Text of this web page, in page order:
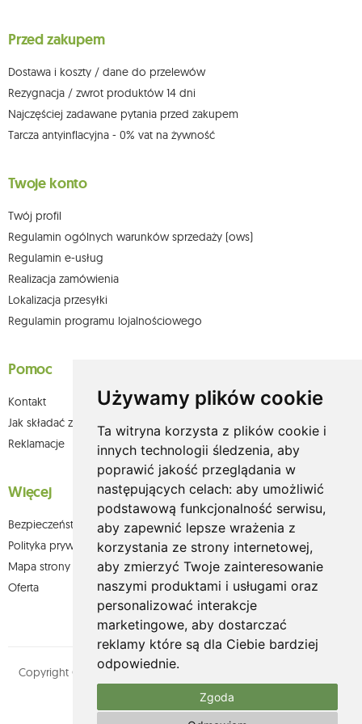
Używamy plików cookie
Ta witryna korzysta z plików cookie i
innych technologii śledzenia, aby
poprawić jakość przeglądania w
następujących celach: aby umożliwić
podstawową funkcjonalność serwisu,
aby zapewnić lepsze wrażenia z
korzystania ze strony internetowej,
aby zmierzyć Twoje zainteresowanie
naszymi produktami i usługami oraz
personalizować interakcje
marketingowe, aby dostarczać
reklamy które są dla Ciebie bardziej
odpowiednie.
Zgoda
którego dokonano na podstawie zgody przed jej cofnięciem. W tym celu
możesz kontaktować się z działem obsługi klienta Mouton Interactive pod
Więcej informacji: www.mouton.pl/ODO
Przed zakupem
Dostawa i koszty / dane do przelewów
Rezygnacja / zwrot produktów 14 dni
Najczęściej zadawane pytania przed zakupem
Tarcza antyinflacyjna - 0% vat na żywność
Twoje konto
Twój profil
Regulamin ogólnych warunków sprzedaży (ows)
Regulamin e-usług
Realizacja zamówienia
Lokalizacja przesyłki
Regulamin programu lojalnościowego
Pomoc
Kontakt
Jak składać zamówienia w sklepie olium.pl?
Reklamacje
Więcej
Bezpieczeństwo płatności
Polityka prywatności
Mapa strony
Oferta
Copyright © olium.pl. Wszystkie prawa zastrzeżone. Designed by
MOUTON interactive
Zobacz nasz profil na: